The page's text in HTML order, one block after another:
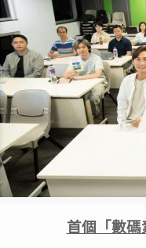
首個「數